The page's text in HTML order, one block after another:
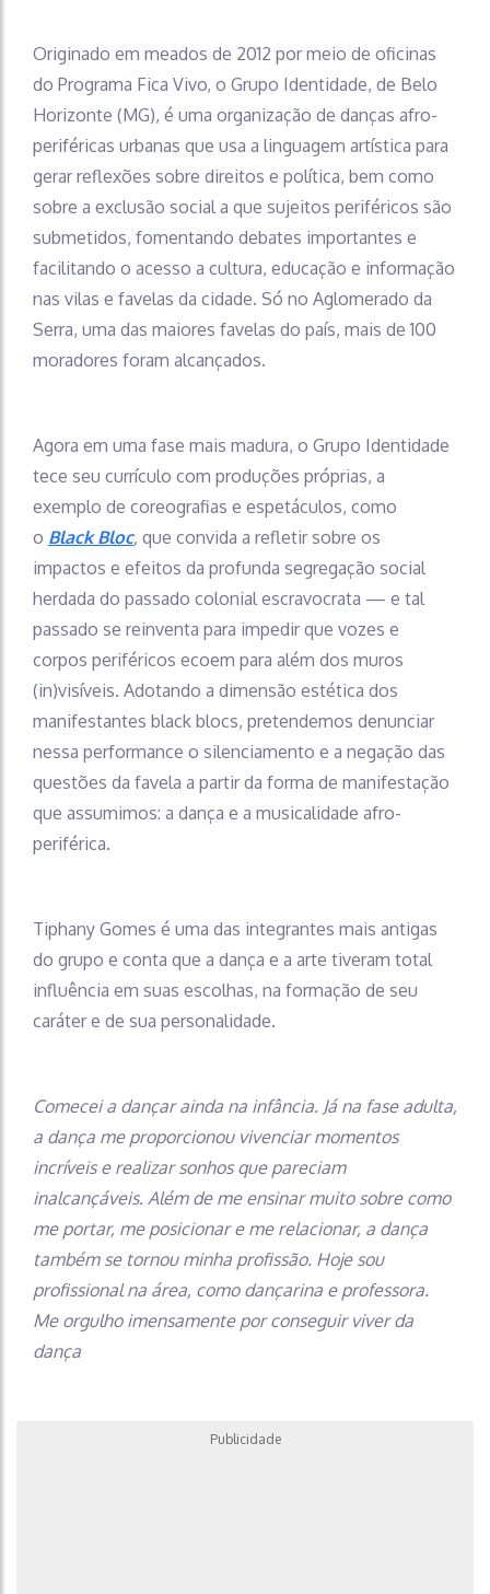
Originado em meados de 2012 por meio de oficinas
do Programa Fica Vivo, o Grupo Identidade, de Belo
Horizonte (MG), é uma organização de danças afro-
periféricas urbanas que usa a linguagem artística para
gerar reflexões sobre direitos e política, bem como
sobre a exclusão social a que sujeitos periféricos são
submetidos, fomentando debates importantes e
facilitando o acesso a cultura, educação e informação
nas vilas e favelas da cidade. Só no Aglomerado da
Serra, uma das maiores favelas do país, mais de 100
moradores foram alcançados.
Agora em uma fase mais madura, o Grupo Identidade
tece seu currículo com produções próprias, a
exemplo de coreografias e espetáculos, como
o Black Bloc, que convida a refletir sobre os
impactos e efeitos da profunda segregação social
herdada do passado colonial escravocrata — e tal
passado se reinventa para impedir que vozes e
corpos periféricos ecoem para além dos muros
(in)visíveis. Adotando a dimensão estética dos
manifestantes black blocs, pretendemos denunciar
nessa performance o silenciamento e a negação das
questões da favela a partir da forma de manifestação
que assumimos: a dança e a musicalidade afro-
periférica.
Tiphany Gomes é uma das integrantes mais antigas
do grupo e conta que a dança e a arte tiveram total
influência em suas escolhas, na formação de seu
caráter e de sua personalidade.
Comecei a dançar ainda na infância. Já na fase adulta,
a dança me proporcionou vivenciar momentos
incríveis e realizar sonhos que pareciam
inalcançáveis. Além de me ensinar muito sobre como
me portar, me posicionar e me relacionar, a dança
também se tornou minha profissão. Hoje sou
profissional na área, como dançarina e professora.
Me orgulho imensamente por conseguir viver da
dança
Publicidade